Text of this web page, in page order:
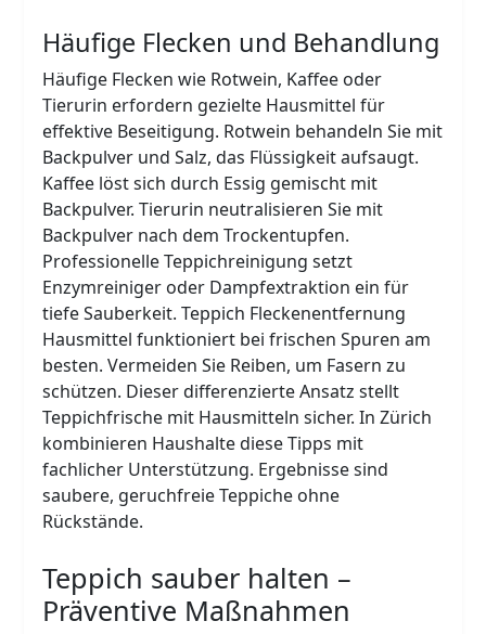
Häufige Flecken und Behandlung
Häufige Flecken wie Rotwein, Kaffee oder
Tierurin erfordern gezielte Hausmittel für
effektive Beseitigung. Rotwein behandeln Sie mit
Backpulver und Salz, das Flüssigkeit aufsaugt.
Kaffee löst sich durch Essig gemischt mit
Backpulver. Tierurin neutralisieren Sie mit
Backpulver nach dem Trockentupfen.
Professionelle Teppichreinigung setzt
Enzymreiniger oder Dampfextraktion ein für
tiefe Sauberkeit. Teppich Fleckenentfernung
Hausmittel funktioniert bei frischen Spuren am
besten. Vermeiden Sie Reiben, um Fasern zu
schützen. Dieser differenzierte Ansatz stellt
Teppichfrische mit Hausmitteln sicher. In Zürich
kombinieren Haushalte diese Tipps mit
fachlicher Unterstützung. Ergebnisse sind
saubere, geruchfreie Teppiche ohne
Rückstände.
Teppich sauber halten –
Präventive Maßnahmen